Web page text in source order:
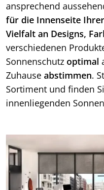
ansprechend
für die Innenseite
Vielfalt an Designs,
verschiedenen
Sonnenschutz optimal
Zuhause abstimmen.
Sortiment und finden
innenliegenden